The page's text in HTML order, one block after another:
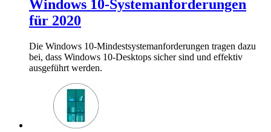
Windows 10-Systemanforderungen
für 2020
Die Windows 10-Mindestsystemanforderungen tragen dazu
bei, dass Windows 10-Desktops sicher sind und effektiv
ausgeführt werden.